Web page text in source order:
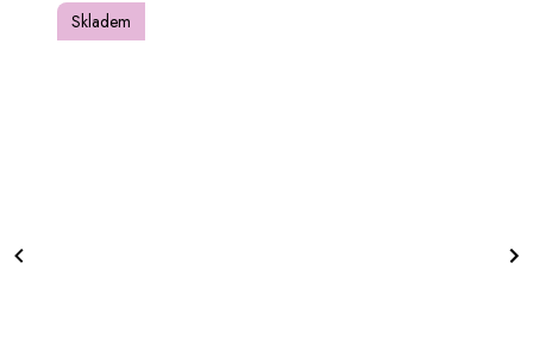
Skladem